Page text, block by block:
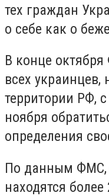
тех граждан
о себе как о
В конце
всех
территории РФ,
ноября
определения
По данным ФМС,
находятся